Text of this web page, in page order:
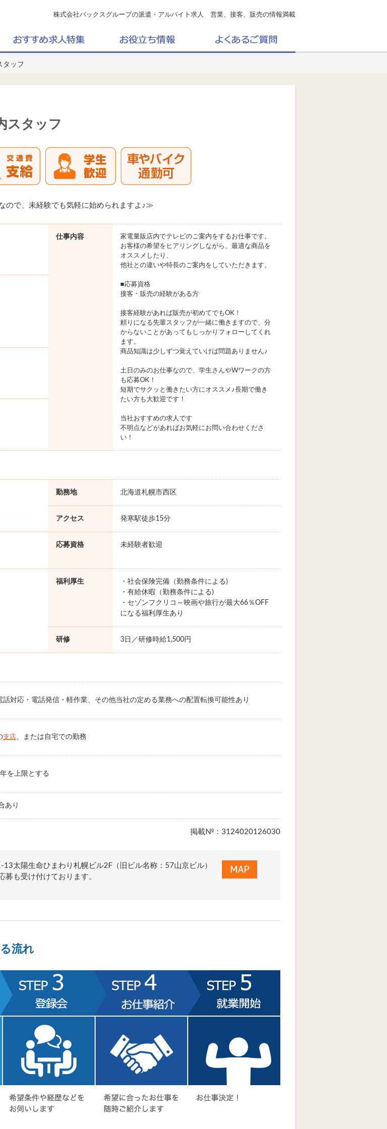
株式会社バックスグループの派遣・アルバイト求人 営業、接客、販売の情報満載
タッフ
スタッフ
ので、未経験でも気軽に始められますよ♪≫
仕事内容
家電量販店内でテレビのご案内をするお仕事です。
お客様の希望をヒアリングしながら、最適な商品を
オススメしたり、
他社との違いや特長のご案内をしていただきます。
■応募資格
接客・販売の経験がある方
接客経験があれば販売が初めてでもOK！
頼りになる先輩スタッフが一緒に働きますので、分
からないことがあってもしっかりフォローしてくれ
ます。
商品知識は少しずつ覚えていけば問題ありません♪
土日のみのお仕事なので、学生さんやWワークの方
も応募OK！
短期でサクッと働きたい方にオススメ♪長期で働き
たい方も大歓迎です！
当社おすすめの求人です
不明点などがあればお気軽にお問い合わせくださ
い！
勤務地 北海道札幌市西区
アクセス 発寒駅徒歩15分
応募資格 未経験者歓迎
福利厚生
・社会保険完備（勤務条件による)
・有給休暇（勤務条件による)
・セゾンフクリコ～映画や旅行が最大66％OFF
になる福利厚生あり
研修 3日／研修時給1,500円
対応・電話発信・軽作業、その他当社の定める業務への配置転換可能性あり
支店、または自宅での勤務
を上限とする
あり
掲載№：3124020126030
太陽生命ひまわり札幌ビル2F（旧ビル名称：57山京ビル）
も受け付けております。
流れ